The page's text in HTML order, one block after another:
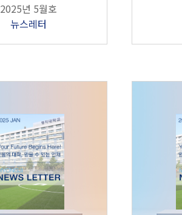
2025년 5월호
뉴스레터